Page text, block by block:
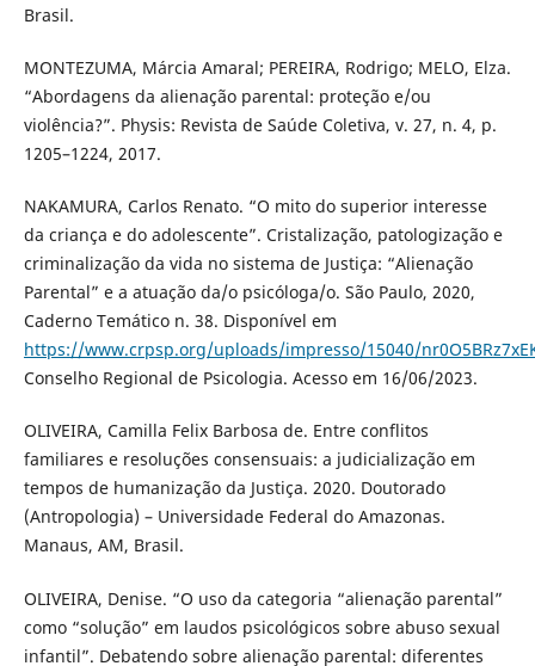
Brasil.
MONTEZUMA, Márcia Amaral; PEREIRA, Rodrigo; MELO, Elza.
“Abordagens da alienação parental: proteção e/ou
violência?”. Physis: Revista de Saúde Coletiva, v. 27, n. 4, p.
1205–1224, 2017.
NAKAMURA, Carlos Renato. “O mito do superior interesse
da criança e do adolescente”. Cristalização, patologização e
criminalização da vida no sistema de Justiça: “Alienação
Parental” e a atuação da/o psicóloga/o. São Paulo, 2020,
Caderno Temático n. 38. Disponível em
https://www.crpsp.org/uploads/impresso/15040/
Conselho Regional de Psicologia. Acesso em 16/06/2023.
OLIVEIRA, Camilla Felix Barbosa de. Entre conflitos
familiares e resoluções consensuais: a judicialização em
tempos de humanização da Justiça. 2020. Doutorado
(Antropologia) – Universidade Federal do Amazonas.
Manaus, AM, Brasil.
OLIVEIRA, Denise. “O uso da categoria “alienação parental”
como “solução” em laudos psicológicos sobre abuso sexual
infantil”. Debatendo sobre alienação parental: diferentes